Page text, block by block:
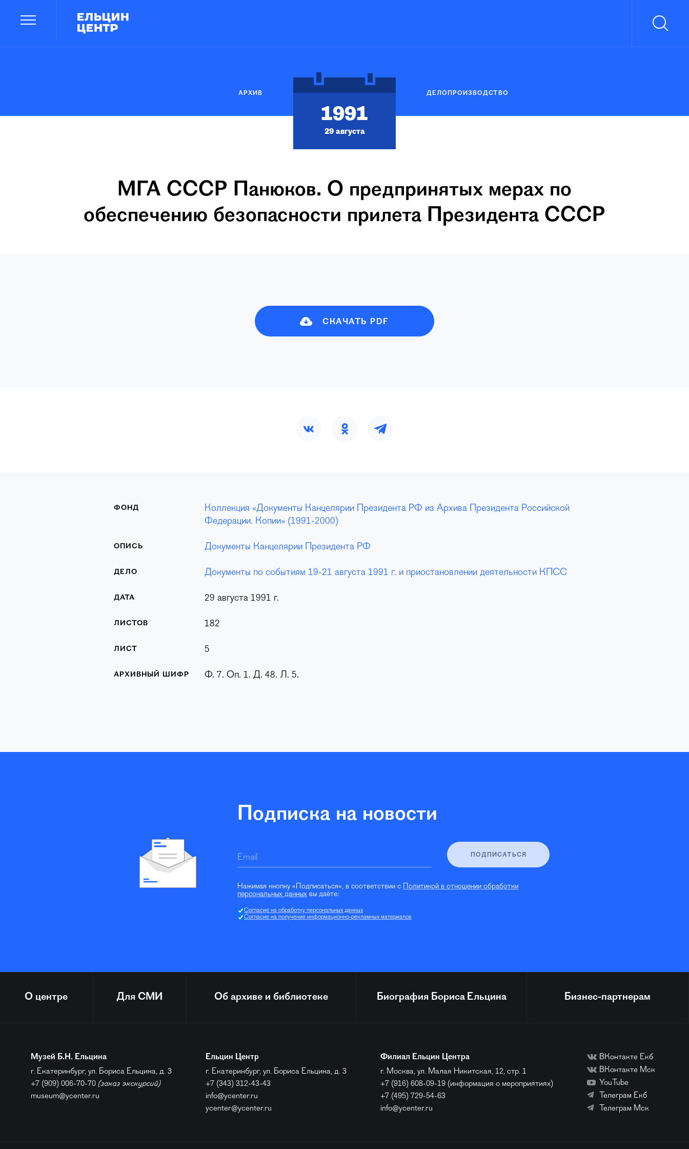
АРХИВ
1991
29 августа
ДЕЛОПРОИЗВОДСТВО
МГА СССР Панюков. О предпринятых мерах по
обеспечению безопасности прилета Президента СССР
СКАЧАТЬ PDF
ФОНД
Коллекция «Документы Канцелярии Президента РФ из Архива Президента Российской
Федерации. Копии» (1991-2000)
ОПИСЬ Документы Канцелярии Президента РФ
ДЕЛО Документы по событиям 19-21 августа 1991 г. и приостановлении деятельности КПСС
ДАТА 29 августа 1991 г.
ЛИСТОВ 182
ЛИСТ 5
АРХИВНЫЙ ШИФР Ф. 7. Оп. 1. Д. 48. Л. 5.
Подписка на новости
Email ПОДПИСАТЬСЯ
Нажимая кнопку «Подписаться», в соответствии с Политикой в отношении обработки
персональных данных вы даёте:
Согласие на обработку персональных данных
Согласие на получение информационно-рекламных материалов
О центре Для СМИ Об архиве и библиотеке БиографияБориса Ельцина Бизнес-партнерам
Музей Б.Н. Ельцина
г. Екатеринбург, ул. Бориса Ельцина, д. 3
+7 (909) 006-70-70 (заказ экскурсий)
museum@ycenter.ru
Ельцин Центр
г. Екатеринбург, ул. Бориса Ельцина, д. 3
+7 (343) 312-43-43
info@ycenter.ru
ycenter@ycenter.ru
Филиал Ельцин Центра
г. Москва, ул. Малая Никитская, 12, стр. 1
+7 (916) 608-09-19 (информация о мероприятиях)
+7 (495) 729-54-63
info@ycenter.ru
ВКонтакте Екб
ВКонтакте Мск
YouTube
Телеграм Екб
Телеграм Мск